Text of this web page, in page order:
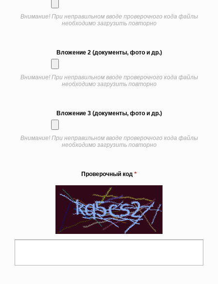
Внимание! При неправильном вводе проверочного кода файлы
необходимо загрузить повторно
Вложение 2 (документы, фото и др.)
Внимание! При неправильном вводе проверочного кода файлы
необходимо загрузить повторно
Вложение 3 (документы, фото и др.)
Внимание! При неправильном вводе проверочного кода файлы
необходимо загрузить повторно
Проверочный код *